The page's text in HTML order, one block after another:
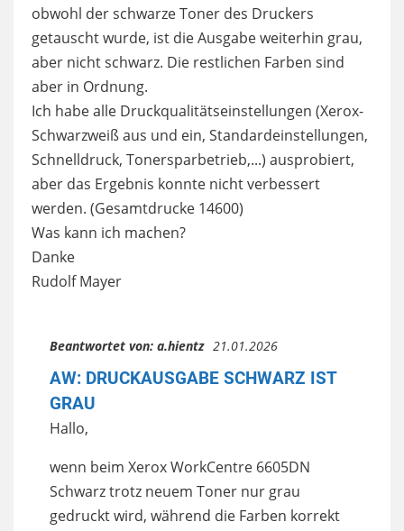
obwohl der schwarze Toner des Druckers
getauscht wurde, ist die Ausgabe weiterhin grau,
aber nicht schwarz. Die restlichen Farben sind
aber in Ordnung.
Ich habe alle Druckqualitätseinstellungen (Xerox-
Schwarzweiß aus und ein, Standardeinstellungen,
Schnelldruck, Tonersparbetrieb,...) ausprobiert,
aber das Ergebnis konnte nicht verbessert
werden. (Gesamtdrucke 14600)
Was kann ich machen?
Danke
Rudolf Mayer
Beantwortet von: a.hientz 21.01.2026
AW: DRUCKAUSGABE SCHWARZ IST
GRAU
Hallo,
wenn beim Xerox WorkCentre 6605DN
Schwarz trotz neuem Toner nur grau
gedruckt wird, während die Farben korrekt